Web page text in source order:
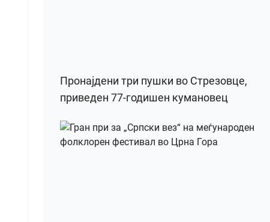
Пронајдени три пушки во Стрезовце,
приведен 77-годишен кумановец